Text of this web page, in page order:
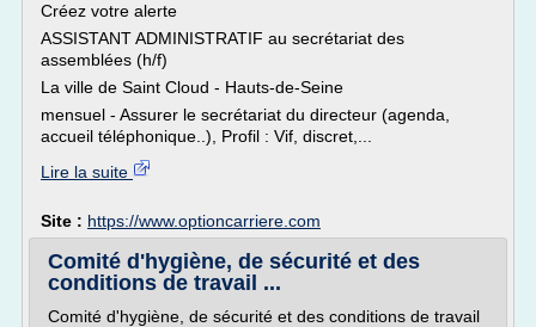
Créez votre alerte
ASSISTANT ADMINISTRATIF au secrétariat des
assemblées (h/f)
La ville de Saint Cloud - Hauts-de-Seine
mensuel - Assurer le secrétariat du directeur (agenda,
accueil téléphonique..), Profil : Vif, discret,...
Lire la suite
Site : https://www.optioncarriere.com
Comité d'hygiène, de sécurité et des
conditions de travail ...
Comité d'hygiène, de sécurité et des conditions de travail